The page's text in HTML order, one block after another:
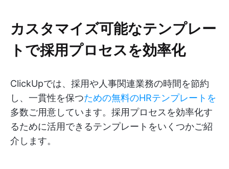
カスタマイズ可能なテンプレー
トで採用プロセスを効率化
ClickUpでは、採用や人事関連業務の時間を節約
し、一貫性を保つための無料のHRテンプレートを
多数ご用意しています。採用プロセスを効率化す
るために活用できるテンプレートをいくつかご紹
介します。